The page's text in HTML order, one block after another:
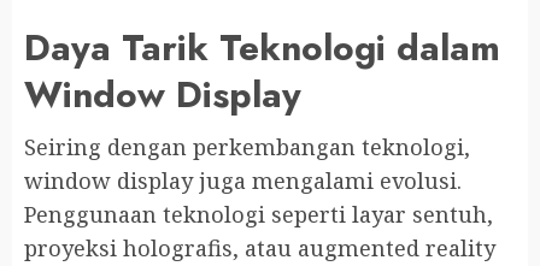
Daya Tarik Teknologi dalam
Window Display
Seiring dengan perkembangan teknologi,
window display juga mengalami evolusi.
Penggunaan teknologi seperti layar sentuh,
proyeksi holografis, atau augmented reality